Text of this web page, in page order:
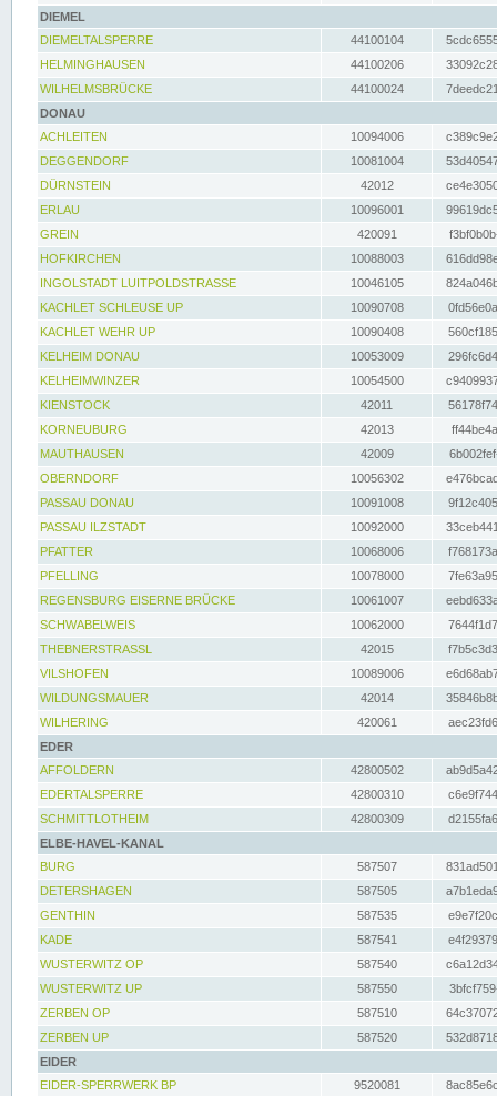
DIEMEL
DIEMELTALSPERRE
44100104
HELMINGHAUSEN
44100206
WILHELMSBRÜCKE
44100024
DONAU
ACHLEITEN
10094006
DEGGENDORF
10081004
DÜRNSTEIN
42012
ERLAU
10096001
GREIN
420091
HOFKIRCHEN
10088003
INGOLSTADT LUITPOLDSTRASSE
10046105
KACHLET SCHLEUSE UP
10090708
KACHLET WEHR UP
10090408
KELHEIM DONAU
10053009
KELHEIMWINZER
10054500
KIENSTOCK
42011
KORNEUBURG
42013
MAUTHAUSEN
42009
OBERNDORF
10056302
PASSAU DONAU
10091008
PASSAU ILZSTADT
10092000
PFATTER
10068006
PFELLING
10078000
REGENSBURG EISERNE BRÜCKE
10061007
SCHWABELWEIS
10062000
THEBNERSTRASSL
42015
VILSHOFEN
10089006
WILDUNGSMAUER
42014
WILHERING
420061
EDER
AFFOLDERN
42800502
EDERTALSPERRE
42800310
SCHMITTLOTHEIM
42800309
ELBE-HAVEL-KANAL
BURG
587507
DETERSHAGEN
587505
GENTHIN
587535
KADE
587541
WUSTERWITZ OP
587540
WUSTERWITZ UP
587550
ZERBEN OP
587510
ZERBEN UP
587520
EIDER
EIDER-SPERRWERK BP
9520081